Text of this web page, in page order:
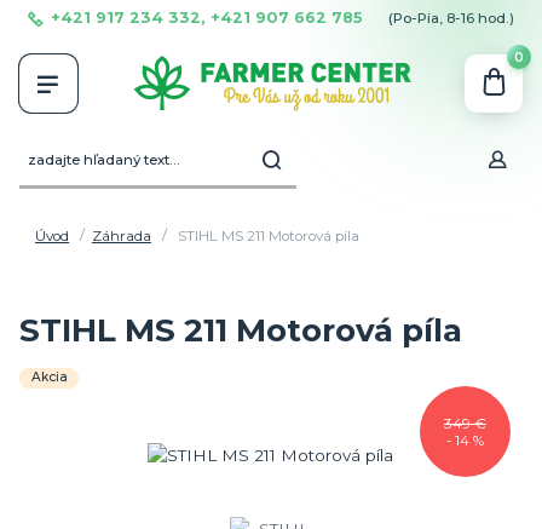
+421 917 234 332, +421 907 662 785 (Po-Pia, 8-16 hod.)
0
Úvod Záhrada STIHL MS 211 Motorová píla
STIHL MS 211 Motorová píla
Akcia
349 €
- 14 %